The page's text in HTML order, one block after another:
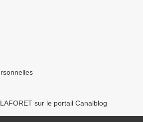
sur le portail Canalblog